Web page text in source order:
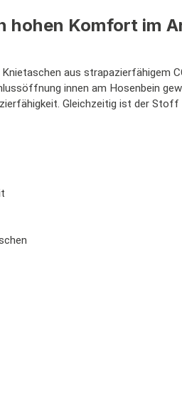
hohen Komfort im
aus strapazierfähigem
innen am Hosenbein
Gleichzeitig ist der